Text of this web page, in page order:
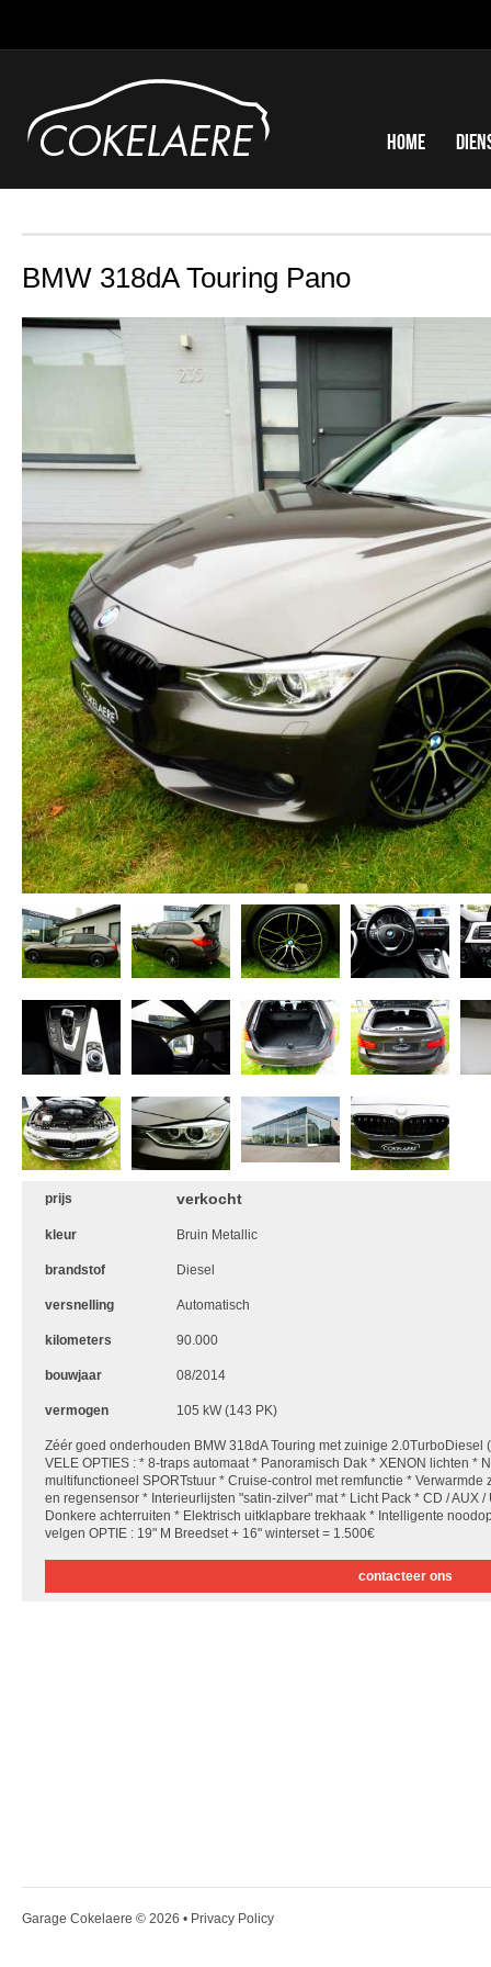
Home
BMW 318dA Touring Pano
prijs verkocht
kleur Bruin Metallic
brandstof Diesel
versnelling Automatisch
kilometers 90.000
bouwjaar 08/2014
vermogen 105 kW (143 PK)
Zéér goed onderhouden BMW 318dA Touring met zuinige 2.0TurboDiesel
VELE OPTIES : * 8-traps automaat * Panoramisch Dak * XENON lichten *
multifunctioneel SPORTstuur * Cruise-control met remfunctie *
en regensensor * Interieurlijsten "satin-zilver" mat * Licht Pack * CD / AUX
Donkere achterruiten * Elektrisch uitklapbare trekhaak * Intelligente
velgen OPTIE : 19" M Breedset + 16" winterset = 1.500€
contacteer ons
Garage Cokelaere © 2026 • Privacy Policy